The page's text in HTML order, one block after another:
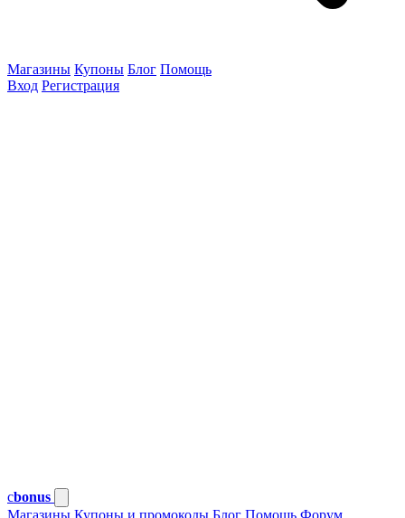
Магазины Купоны Блог Помощь
Вход Регистрация
cbonus
Магазины Купоны и промокоды Блог Помощь Форум